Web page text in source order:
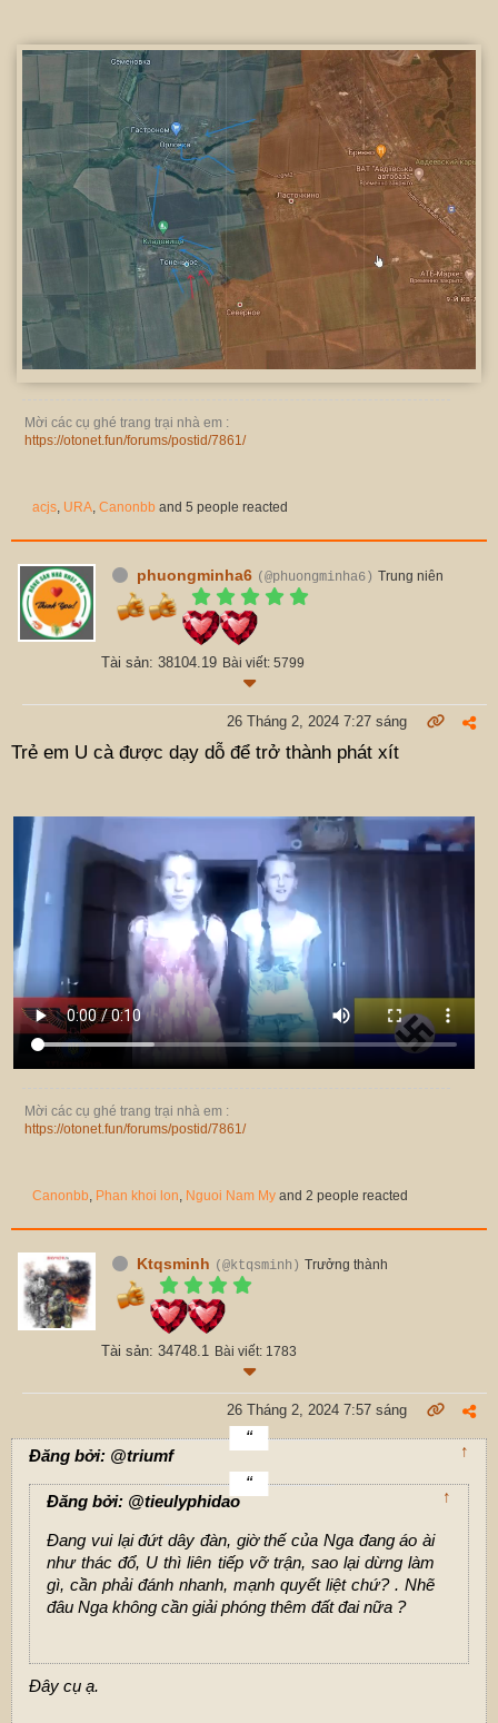
Mời các cụ ghé trang trại nhà em :
https://otonet.fun/forums/postid/7861/
acjs, URA, Canonbb and 5 people reacted
phuongminha6 (@phuongminha6) Trung niên
Tài sản: 38104.19 Bài viết: 5799
26 Tháng 2, 2024 7:27 sáng
Trẻ em U cà được dạy dỗ để trở thành phát xít
Mời các cụ ghé trang trại nhà em :
https://otonet.fun/forums/postid/7861/
Canonbb, Phan khoi lon, Nguoi Nam My and 2 people reacted
Ktqsminh (@ktqsminh) Trưởng thành
Tài sản: 34748.1 Bài viết: 1783
26 Tháng 2, 2024 7:57 sáng
Đăng bởi: @triumf ↑
Đăng bởi: @tieulyphidao ↑
Đang vui lại đứt dây đàn, giờ thế của Nga đang áo ài
như thác đổ, U thì liên tiếp vỡ trận, sao lại dừng làm
gì, cần phải đánh nhanh, mạnh quyết liệt chứ? . Nhẽ
đâu Nga không cần giải phóng thêm đất đai nữa ?
Đây cụ ạ.